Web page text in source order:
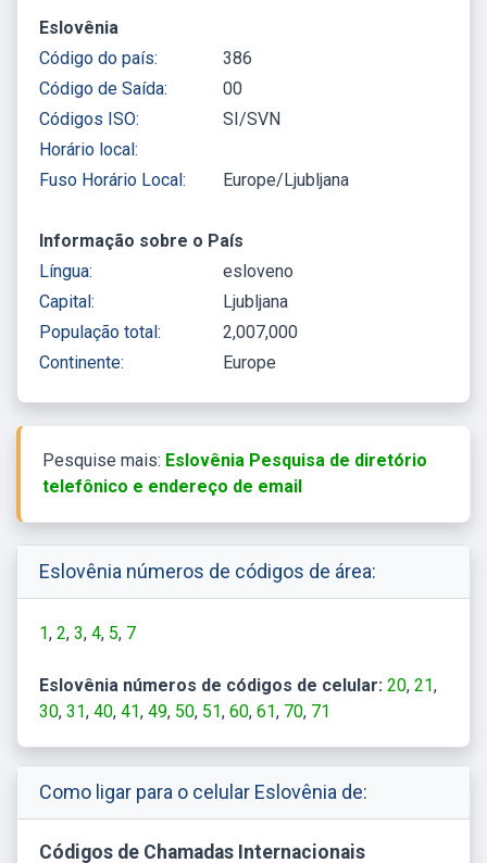
Eslovênia
Código do país:
386
Código de Saída:
00
Códigos ISO:
SI/SVN
Horário local:
Fuso Horário Local:
Europe/Ljubljana
Informação sobre o País
Língua:
esloveno
Capital:
Ljubljana
População total:
2,007,000
Continente:
Europe
Pesquise mais: Eslovênia Pesquisa de diretório
telefônico e endereço de email
Eslovênia números de códigos de área:
1 2 3 4 5 7
Eslovênia números de códigos de celular: 20 21
30 31 40 41 49 50 51 60 61 70 71
Como ligar para o celular Eslovênia de:
Códigos de Chamadas Internacionais